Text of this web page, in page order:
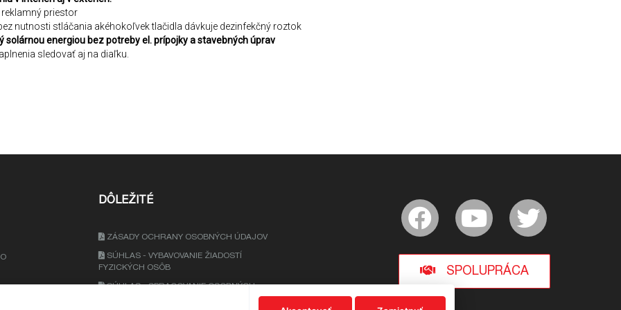
priestor
nutnosti stláčania akéhokoľvek tlačidla dávkuje dezinfekčný roztok
solárnou energiou bez potreby el. prípojky a stavebných úprav
sledovať aj na diaľku.
DÔLEŽITÉ
ZÁSADY OCHRANY OSOBNÝCH ÚDAJOV
SÚHLAS - VYBAVOVANIE ŽIADOSTÍ
FYZICKÝCH OSÔB
SÚHLAS - SPRACOVANIE OSOBNÝCH
SPOLUPRÁCA